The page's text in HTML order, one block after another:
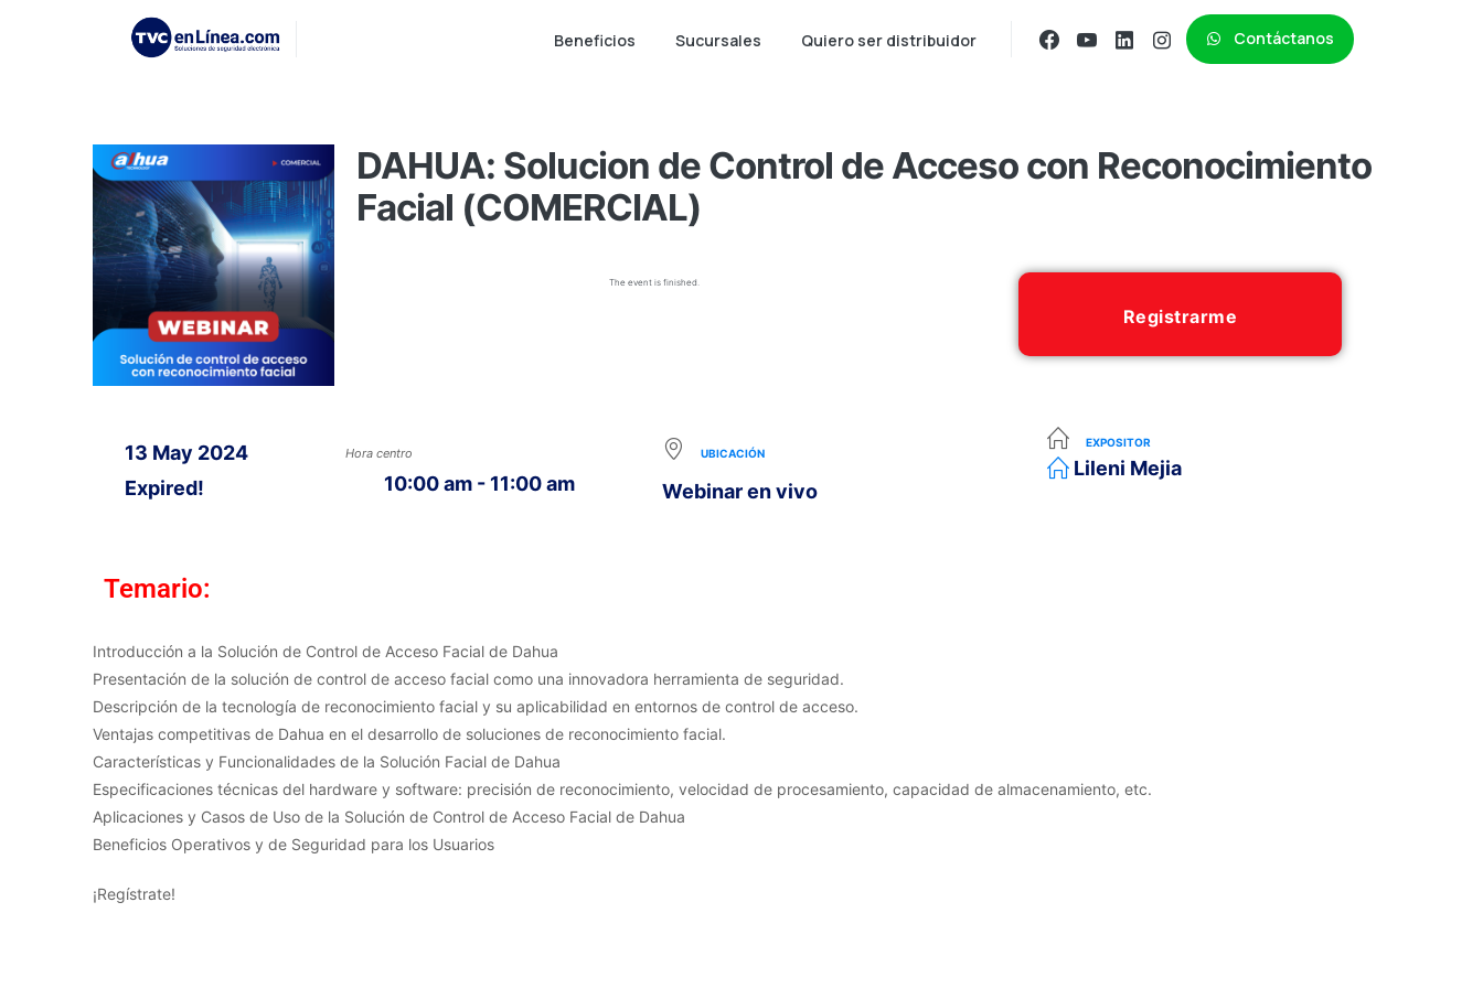
Beneficios Sucursales Quiero ser distribuidor Contáctanos
DAHUA: Solucion de Control de Acceso con Reconocimiento
Facial (COMERCIAL)
The event is finished.
Registrarme
13 May 2024
Expired!
Hora centro
10:00 am - 11:00 am
UBICACIÓN
Webinar en vivo
EXPOSITOR
Lileni Mejia
Temario:
Introducción a la Solución de Control de Acceso Facial de Dahua
Presentación de la solución de control de acceso facial como una innovadora herramienta de seguridad.
Descripción de la tecnología de reconocimiento facial y su aplicabilidad en entornos de control de acceso.
Ventajas competitivas de Dahua en el desarrollo de soluciones de reconocimiento facial.
Características y Funcionalidades de la Solución Facial de Dahua
Especificaciones técnicas del hardware y software: precisión de reconocimiento, velocidad de procesamiento, capacidad de almacenamiento, etc.
Aplicaciones y Casos de Uso de la Solución de Control de Acceso Facial de Dahua
Beneficios Operativos y de Seguridad para los Usuarios
¡Regístrate!